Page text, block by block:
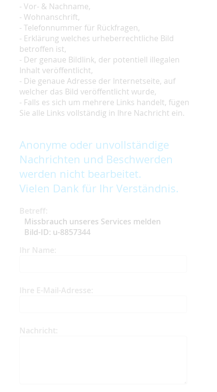
- Vor- & Nachname,
- Wohnanschrift,
- Telefonnummer für Rückfragen,
- Erklärung welches urheberrechtliche Bild
betroffen ist,
- Der genaue Bildlink, der potentiell illegalen
Inhalt veröffentlicht,
- Die genaue Adresse der Internetseite, auf
welcher das Bild veröffentlicht wurde,
- Falls es sich um mehrere Links handelt, fügen
Sie alle Links vollständig in Ihre Nachricht ein.
Anonyme oder unvollständige
Nachrichten und Beschwerden
werden nicht bearbeitet.
Vielen Dank für Ihr Verständnis.
Betreff:
Missbrauch unseres Services melden
Bild-ID: u-8857344
Ihr Name:
Ihre E-Mail-Adresse:
Nachricht: